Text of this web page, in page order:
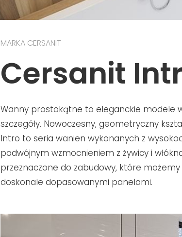
MARKA CERSANIT
Cersanit
Wanny prostokątne to eleganckie modele
szczegóły. Nowoczesny, geometryczny
Intro to seria wanien wykonanych z
podwójnym wzmocnieniem z żywicy i
przeznaczone do zabudowy, które
doskonale dopasowanymi panelami.